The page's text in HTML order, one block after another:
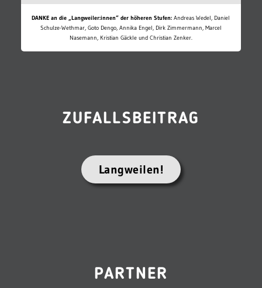
DANKE an die „Langweiler:innen“ der höheren Stufen: Andreas Wedel, Daniel
Schulze-Wethmar, Goto Dengo, Annika Engel, Dirk Zimmermann, Marcel
Nasemann, Kristian Gäckle und Christian Zenker.
ZUFALLSBEITRAG
Langweilen!
PARTNER